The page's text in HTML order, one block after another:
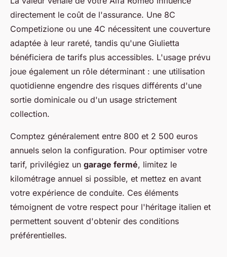
directement le coût de l'assurance. Une 8C
Competizione ou une 4C nécessitent une couverture
adaptée à leur rareté, tandis qu'une Giulietta
bénéficiera de tarifs plus accessibles. L'usage prévu
joue également un rôle déterminant : une utilisation
quotidienne engendre des risques différents d'une
sortie dominicale ou d'un usage strictement
collection.
Comptez généralement entre 800 et 2 500 euros
annuels selon la configuration. Pour optimiser votre
tarif, privilégiez un garage fermé, limitez le
kilométrage annuel si possible, et mettez en avant
votre expérience de conduite. Ces éléments
témoignent de votre respect pour l'héritage italien et
permettent souvent d'obtenir des conditions
préférentielles.